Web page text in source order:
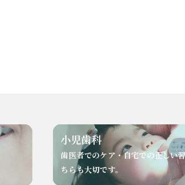
小児歯科
歯医者でのケア・自宅での正しい
ちらも大切です。